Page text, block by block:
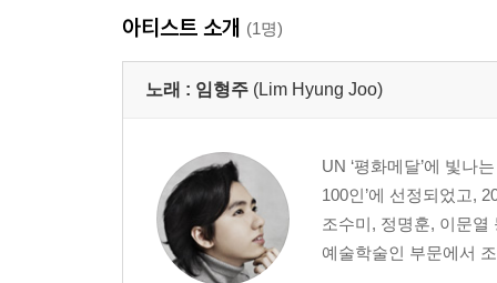
아티스트 소개 (1명)
노래 : 임형주 (Lim Hyung Joo)
UN ‘평화메달’에 빛나
100인’에 선정되었고,
조수미, 정명훈, 이문열
예술학술인 부문에서